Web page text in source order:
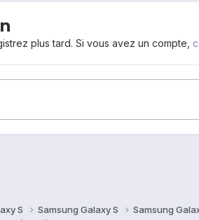
plus tard. Si vous avez un compte,
S Samsung Galaxy S
Samsung